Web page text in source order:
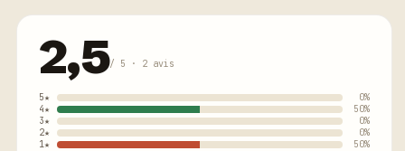
2,5/ 5 · 2 avis
5★
0%
4★
50%
3★
0%
2★
0%
1★
50%